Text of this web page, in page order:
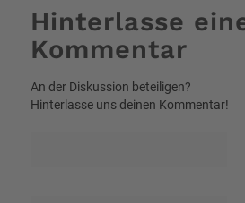
Hinterlasse
Kommentar
An der Diskussion beteiligen?
Hinterlasse uns deinen Kommentar!